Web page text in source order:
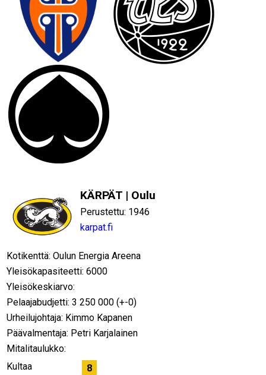
KÄRPÄT | Oulu
Perustettu: 1946
karpat.fi
Kotikenttä: Oulun Energia Areena
Yleisökapasiteetti: 6000
Yleisökeskiarvo:
Pelaajabudjetti: 3 250 000 (+-0)
Urheilujohtaja: Kimmo Kapanen
Päävalmentaja: Petri Karjalainen
Mitalitaulukko:
Kultaa
8